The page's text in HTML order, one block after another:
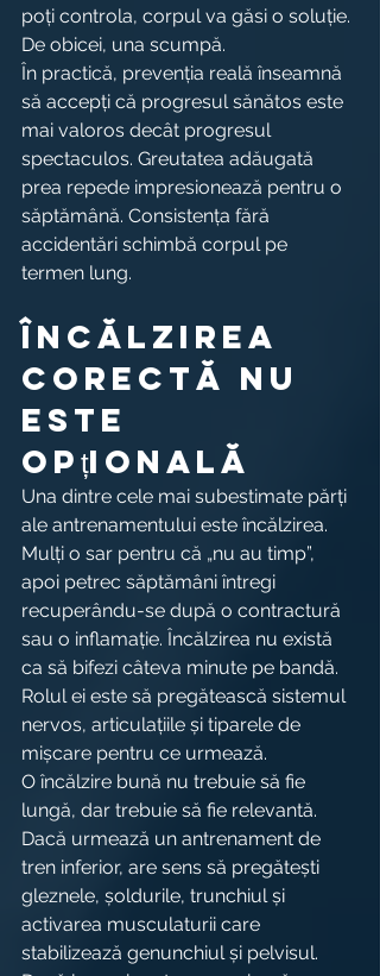
poți controla, corpul va găsi o soluție.
De obicei, una scumpă.
În practică, prevenția reală înseamnă
să accepți că progresul sănătos este
mai valoros decât progresul
spectaculos. Greutatea adăugată
prea repede impresionează pentru o
săptămână. Consistența fără
accidentări schimbă corpul pe
termen lung.
Încălzirea
corectă nu
este
opțională
Una dintre cele mai subestimate părți
ale antrenamentului este încălzirea.
Mulți o sar pentru că „nu au timp”,
apoi petrec săptămâni întregi
recuperându-se după o contractură
sau o inflamație. Încălzirea nu există
ca să bifezi câteva minute pe bandă.
Rolul ei este să pregătească sistemul
nervos, articulațiile și tiparele de
mișcare pentru ce urmează.
O încălzire bună nu trebuie să fie
lungă, dar trebuie să fie relevantă.
Dacă urmează un antrenament de
tren inferior, are sens să pregătești
gleznele, șoldurile, trunchiul și
activarea musculaturii care
stabilizează genunchiul și pelvisul.